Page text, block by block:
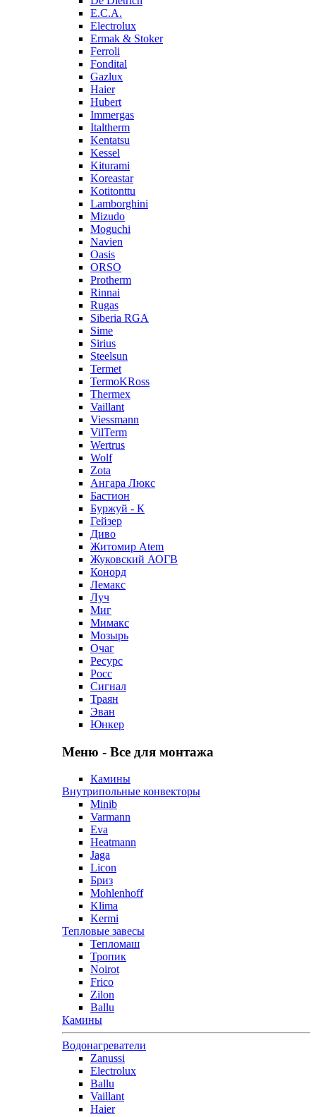
E.C.A.
Electrolux
Ermak & Stoker
Ferroli
Fondital
Gazlux
Haier
Hubert
Immergas
Italtherm
Kentatsu
Kessel
Kiturami
Koreastar
Kotitonttu
Lamborghini
Mizudo
Moguchi
Navien
Oasis
ORSO
Protherm
Rinnai
Rugas
Siberia RGA
Sime
Sirius
Steelsun
Termet
TermoKRoss
Thermex
Vaillant
Viessmann
VilTerm
Wertrus
Wolf
Zota
Ангара Люкс
Бастион
Буржуй - К
Гейзер
Диво
Житомир Аtem
Жуковский АОГВ
Конорд
Лемакс
Луч
Миг
Мимакс
Мозырь
Очаг
Ресурс
Росс
Сигнал
Траян
Эван
Юнкер
Меню - Все для монтажа
Камины
Внутрипольные конвекторы
Minib
Varmann
Eva
Heatmann
Jaga
Licon
Бриз
Mohlenhoff
Klima
Kermi
Тепловые завесы
Тепломаш
Тропик
Noirot
Frico
Zilon
Ballu
Камины
Водонагреватели
Zanussi
Electrolux
Ballu
Vaillant
Haier